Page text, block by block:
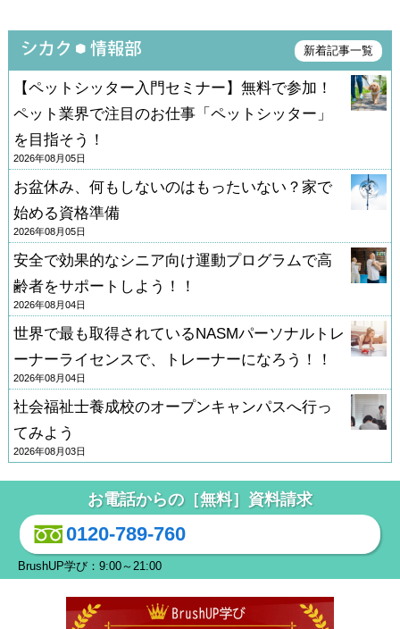
新着記事一覧
【ペットシッター入門セミナー】無料で参加！
ペット業界で注目のお仕事「ペットシッター」
を目指そう！
2026年08月05日
お盆休み、何もしないのはもったいない？家で
始める資格準備
2026年08月05日
安全で効果的なシニア向け運動プログラムで高
齢者をサポートしよう！！
2026年08月04日
世界で最も取得されているNASMパーソナルトレ
ーナーライセンスで、トレーナーになろう！！
2026年08月04日
社会福祉士養成校のオープンキャンパスへ行っ
てみよう
2026年08月03日
お電話からの［無料］資料請求
0120-789-760
BrushUP学び：9:00～21:00